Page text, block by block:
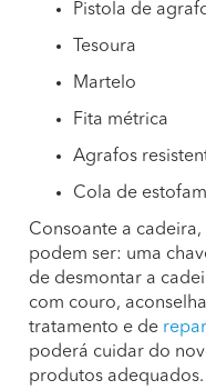
Pistola de
Tesoura
Martelo
Fita métrica
Agrafos
Cola de
Consoante a cadeira,
podem ser: uma
de desmontar a
com couro,
tratamento e de
poderá cuidar do
produtos adequados.